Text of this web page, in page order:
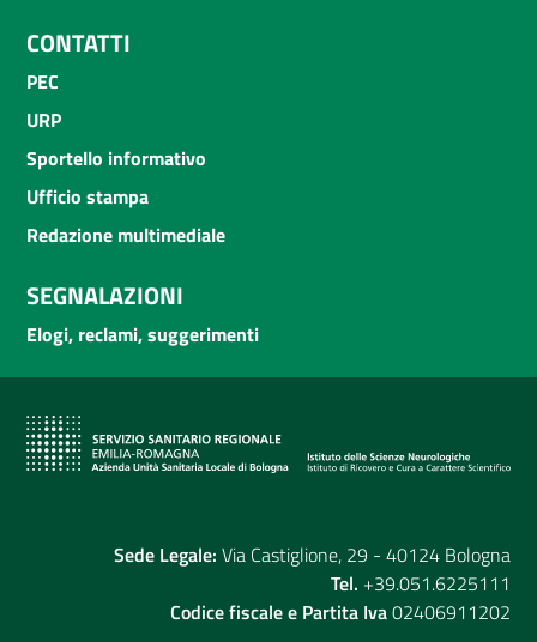
CONTATTI
PEC
URP
Sportello informativo
Ufficio stampa
Redazione multimediale
SEGNALAZIONI
Elogi, reclami, suggerimenti
Sede Legale: Via Castiglione, 29 - 40124 Bologna
Tel. +39.051.6225111
Codice fiscale e Partita Iva02406911202